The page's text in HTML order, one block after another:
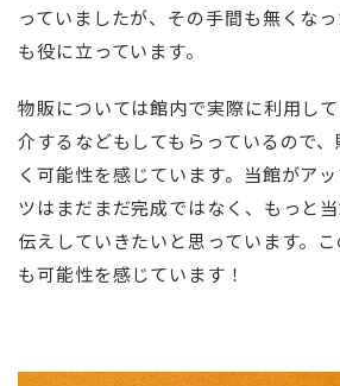
っていましたが、その手間も無くな
も役に立っています。
物販については館内で実際に利用し
介するなどもしてもらっているので
く可能性を感じています。当館がア
ツはまだまだ完成ではなく、もっと
伝えしていきたいと思っています。
も可能性を感じています！